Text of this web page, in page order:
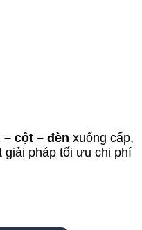
cột – đèn xuống cấp,
giải pháp tối ưu chi phí